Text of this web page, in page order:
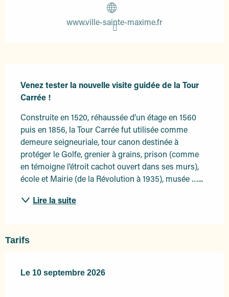
www.ville-sainte-maxime.fr
Venez tester la nouvelle visite guidée de la Tour
Carrée !
Construite en 1520, réhaussée d’un étage en 1560
puis en 1856, la Tour Carrée fut utilisée comme
demeure seigneuriale, tour canon destinée à
protéger le Golfe, grenier à grains, prison (comme
en témoigne l’étroit cachot ouvert dans ses murs),
école et Mairie (de la Révolution à 1935), musée …...
Lire la suite
Tarifs
Le 10 septembre 2026
Le 10 septembre 2026